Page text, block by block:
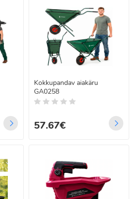
Kokkupandav aiakäru
GA0258
57.67€